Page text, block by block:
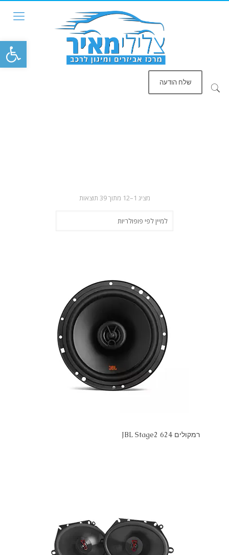
פתח
שלח הודעה
מציג 1–12 מתוך 39 תוצאות
רמקולים JBL Stage2 624